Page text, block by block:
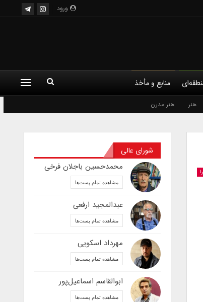
ورود
هنر هنر مدرن
منابع و مأخذ
شورای عالی
محمدحسین باجلان فرخی
مشاهده تمام پست‌ها
عبدالمجید ارفعی
مشاهده تمام پست‌ها
مهرداد اسکویی
مشاهده تمام پست‌ها
ابوالقاسم اسماعیل‌پور
مشاهده تمام پست‌ها